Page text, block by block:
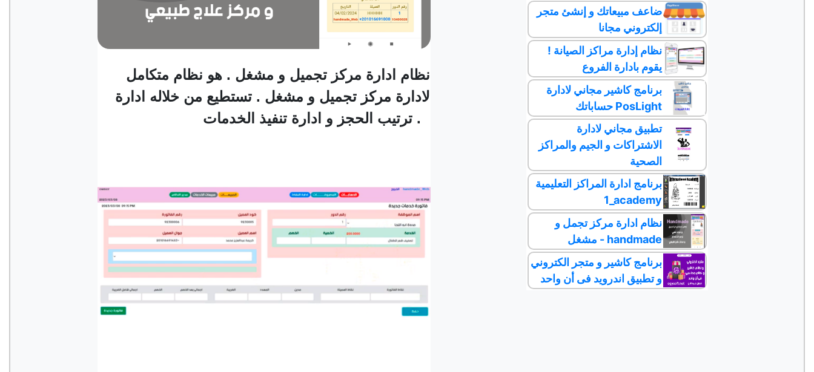
نظام ادارة مركز تجميل و مشغل . هو نظام متكامل
لادارة مركز تجميل و مشغل . تستطيع من خلاله ادارة
ترتيب الحجز و ادارة تنفيذ الخدمات .
ضاعف مبيعاتك و إنشئ متجر
إلكتروني مجانا
نظام إدارة مراكز الصيانة !
يقوم بادارة الفروع
برنامج كاشير مجاني لادارة
حساباتك PosLight
تطبيق مجاني لادارة
الاشتراكات و الجيم والمراكز
الصحية
برنامج ادارة المراكز التعليمية
1_academy
نظام ادارة مركز تجمل و
مشغل - handmade
برنامج كاشير و متجر الكتروني
و تطبيق اندرويد فى أن واحد